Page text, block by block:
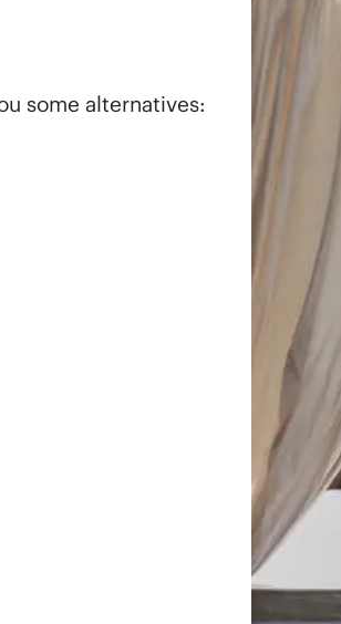
some alternatives: